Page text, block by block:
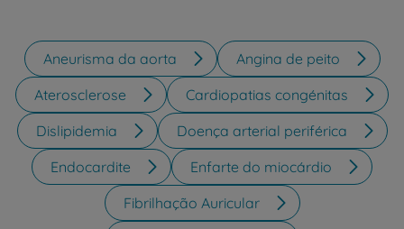
Aneurisma da aorta
Angina de peito
Aterosclerose
Cardiopatias congénitas
Dislipidemia
Doença arterial periférica
Endocardite
Enfarte do miocárdio
Fibrilhação Auricular